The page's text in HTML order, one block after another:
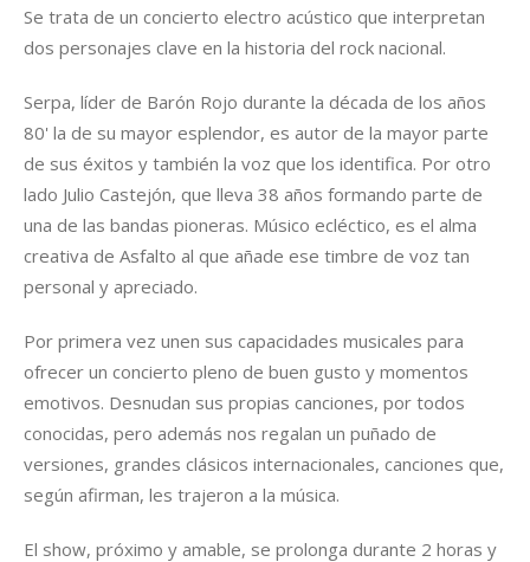
Se trata de un concierto electro acústico que interpretan
dos personajes clave en la historia del rock nacional.
Serpa, líder de Barón Rojo durante la década de los años
80' la de su mayor esplendor, es autor de la mayor parte
de sus éxitos y también la voz que los identifica. Por otro
lado Julio Castejón, que lleva 38 años formando parte de
una de las bandas pioneras. Músico ecléctico, es el alma
creativa de Asfalto al que añade ese timbre de voz tan
personal y apreciado.
Por primera vez unen sus capacidades musicales para
ofrecer un concierto pleno de buen gusto y momentos
emotivos. Desnudan sus propias canciones, por todos
conocidas, pero además nos regalan un puñado de
versiones, grandes clásicos internacionales, canciones que,
según afirman, les trajeron a la música.
El show, próximo y amable, se prolonga durante 2 horas y